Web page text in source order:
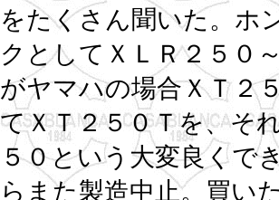
をたくさん聞いた。ホ
クとしてＸＬＲ２５０
がヤマハの場合ＸＴ２
てＸＴ２５０Ｔを、そ
５０という大変良くで
らまた製造中止。買い